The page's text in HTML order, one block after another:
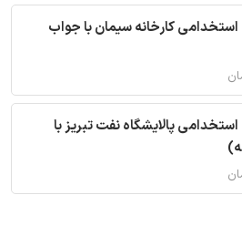
کارخانه سیمان با جواب
پالایشگاه نفت تبریز با